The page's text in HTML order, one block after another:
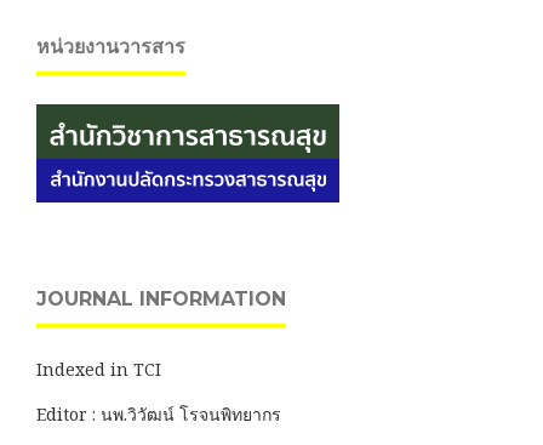
หน่วยงานวารสาร
JOURNAL INFORMATION
Indexed in TCI
Editor : นพ.วิวัฒน์ โรจนพิทยากร